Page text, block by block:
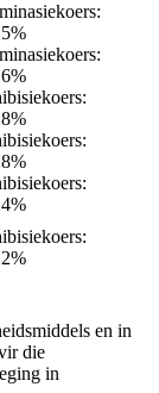
en in
die
in